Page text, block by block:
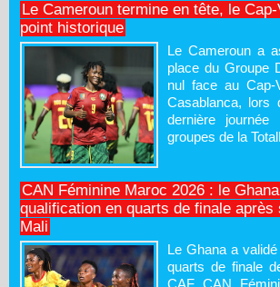
Le Cameroun termine en tête, le
point historique
Le Cameroun a
place du Groupe
nul face au Cap-
Casablanca, lors
dernière
groupes de la
CAN Féminine Maroc 2026 : le
qualification en quarts de finale après
Mali
Le Ghana a
quarts de finale
CAF CAN